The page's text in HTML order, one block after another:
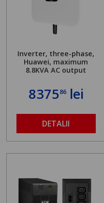
Inverter, three-phase,
Huawei, maximum
8.8KVA AC output
837586lei
DETALII